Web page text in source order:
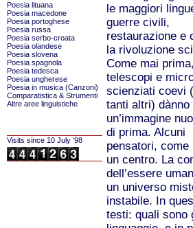
Poesia lituana
Poesia macedone
Poesia portoghese
Poesia russa
Poesia serbo-croata
Poesia olandese
Poesia slovena
Poesia spagnola
Poesia tedesca
Poesia ungherese
Poesia in musica (Canzoni)
Comparatistica & Strumenti
Altre aree linguistiche
Visits since 10 July '98
le maggiori
guerre civili,
restaurazione e
la rivoluzione
Come mai
telescopi e
scienziati coevi
tanti altri) dànno
un’immagine
di prima. Alcuni
pensatori, come
un centro. La
dell’essere
un universo
instabile. In
testi: quali sono